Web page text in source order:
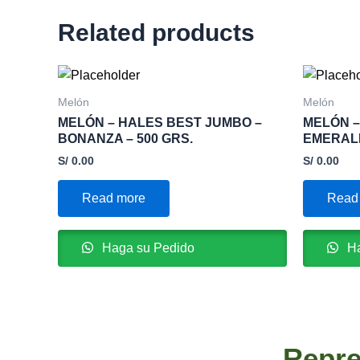
Related products
Melón
MELÓN – HALES BEST JUMBO –
BONANZA – 500 GRS.
S/ 0.00
Read more
Haga su Pedido
Melón
MELÓN
S/ 0.00